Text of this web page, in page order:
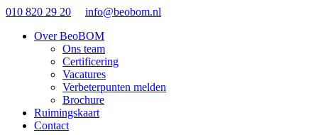
010 820 29 20
info@beobom.nl
Over BeoBOM
Ons team
Certificering
Vacatures
Verbeterpunten melden
Brochure
Ruimingskaart
Contact